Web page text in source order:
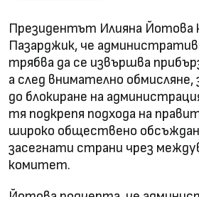
Президентът Илияна Йотова
Пазарджик, че
трябва да се извършва
а след внимателно обмисляне,
до блокиране на
тя подкрепя подхода на
широко обществено
засегнати страни чрез
комитет.